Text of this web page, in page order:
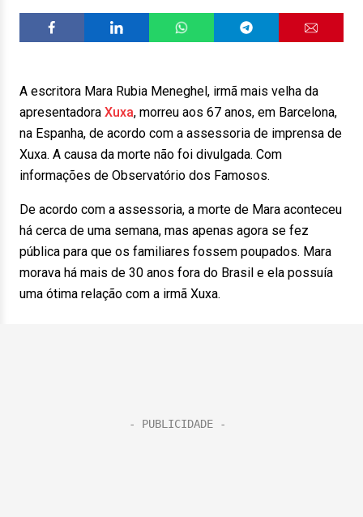
A escritora Mara Rubia Meneghel, irmã mais velha da
apresentadora Xuxa, morreu aos 67 anos, em Barcelona,
na Espanha, de acordo com a assessoria de imprensa de
Xuxa. A causa da morte não foi divulgada. Com
informações de Observatório dos Famosos.
De acordo com a assessoria, a morte de Mara aconteceu
há cerca de uma semana, mas apenas agora se fez
pública para que os familiares fossem poupados. Mara
morava há mais de 30 anos fora do Brasil e ela possuía
uma ótima relação com a irmã Xuxa.